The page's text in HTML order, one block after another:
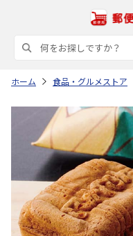
ホーム 食品・グルメストア